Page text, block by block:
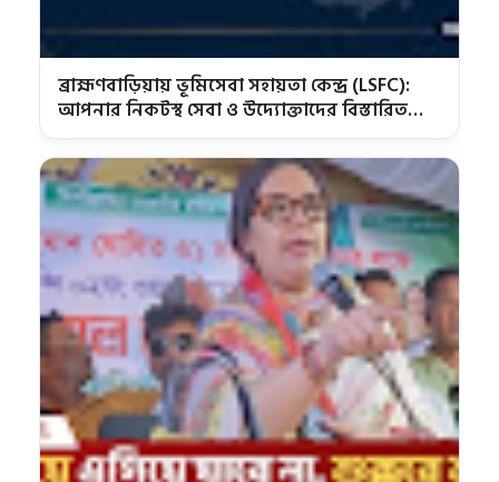
ব্রাহ্মণবাড়িয়ায় ভূমিসেবা সহায়তা কেন্দ্র (LSFC):
আপনার নিকটস্থ সেবা ও উদ্যোক্তাদের বিস্তারিত
তালিকা